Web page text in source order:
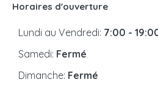
Horaires d'ouverture
Lundi au Vendredi: 7:00 -
Samedi: Fermé
Dimanche: Fermé